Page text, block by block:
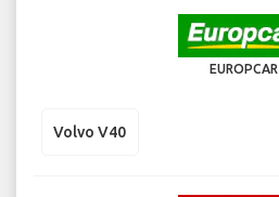
EUROPCAR
Volvo V40